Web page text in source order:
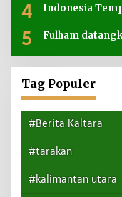
4 Indonesia
5 Fulham
Tag Populer
#Berita Kaltara
#tarakan
#kalimantan utara